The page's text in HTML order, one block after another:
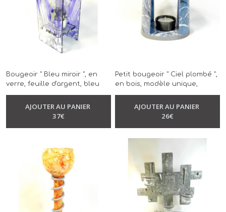
Bougeoir " Bleu miroir ", en
verre, feuille d'argent, bleu
-Bougeoir
AJOUTER AU PANIER
37€
Petit bougeoir " Ciel plombé ",
en bois, modèle unique,
Bougeoir
AJOUTER AU PANIER
26€